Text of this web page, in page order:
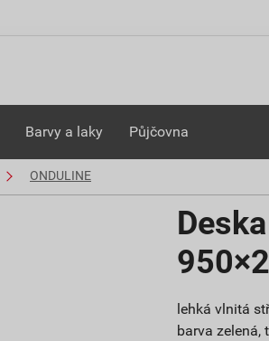
Barvy a laky Půjčovna
ONDULINE
lehká vlnitá
barva zelená,